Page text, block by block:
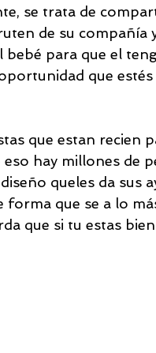
se trata de
de su compañía
bebé para que el
que
que estan recien
hay millones de
queles da sus
que se a lo
que si tu estas